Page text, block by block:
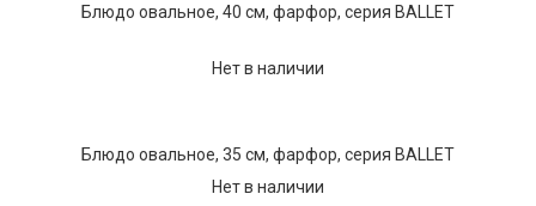
Блюдо овальное, 40 см, фарфор, серия BALLET
Нет в наличии
Блюдо овальное, 35 см, фарфор, серия BALLET
Нет в наличии